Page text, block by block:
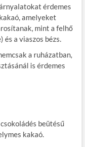
érdemes
amelyeket
mint a felhő
és a viaszos bézs.
a ruházatban,
is érdemes
beütésű
kakaó.